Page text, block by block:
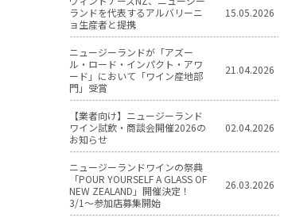
ランドを代表するアルバリーニ
ョ生産者と提携
15.05.2026
ニュージーランドが「アズー
ル・ロード・インパクト・アワ
ード」において「ワイン産地部
門」受賞
21.04.2026
【業者向け】ニュージーランド
ワイン試飲・商談会開催2026の
お知らせ
02.04.2026
ニュージーランドワインの祭典
「POUR YOURSELF A GLASS OF
NEW ZEALAND」開催決定！
3/1〜参加店募集開始
26.03.2026